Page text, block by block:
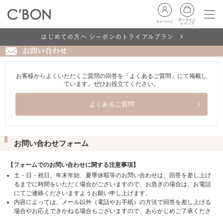
マイページ
オンライン
ショップ
はじめての方へ シーボンのトライアルプラン
お問い合わせ
お客様からよくいただくご質問の回答を「よくあるご質問」にて掲載し
ています。ぜひお役立てください。
よくあるご質問
お問い合わせフォーム
【フォームでのお問い合わせに関する注意事項】
土・日・祝日、年末年始、夏季休暇等のお問い合わせは、回答を差し上げ
るまでに時間をいただく場合がございますので、お急ぎの場合は、お電話
にてご連絡くださいますようお願い申し上げます。
内容によっては、メール以外（電話やお手紙）の方法で回答を差し上げる
場合やお応えできかねる場合もございますので、あらかじめご了承くださ